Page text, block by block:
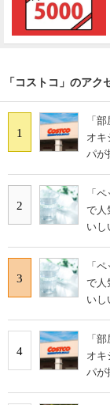
「コストコ」のアク
1
「
オ
パが
2
「
で人
いし
3
「
で人
いし
4
「
オ
パが